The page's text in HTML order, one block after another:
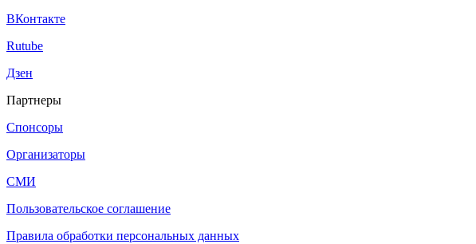
ВКонтакте
Rutube
Дзен
Партнеры
Спонсоры
Организаторы
СМИ
Пользовательское соглашение
Правила обработки персональных данных